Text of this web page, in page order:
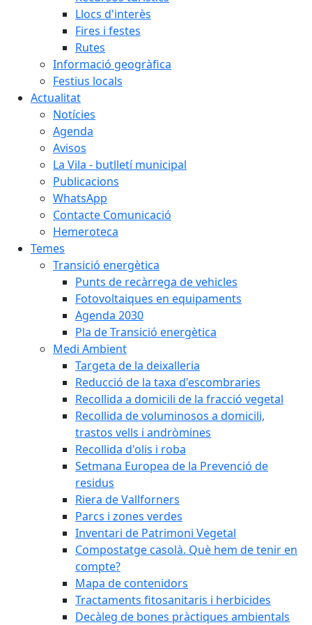
Llocs d'interès
Fires i festes
Rutes
Informació geogràfica
Festius locals
Actualitat
Notícies
Agenda
Avisos
La Vila - butlletí municipal
Publicacions
WhatsApp
Contacte Comunicació
Hemeroteca
Temes
Transició energètica
Punts de recàrrega de vehicles
Fotovoltaiques en equipaments
Agenda 2030
Pla de Transició energètica
Medi Ambient
Targeta de la deixalleria
Reducció de la taxa d'escombraries
Recollida a domicili de la fracció vegetal
Recollida de voluminosos a domicili,
trastos vells i andròmines
Recollida d'olis i roba
Setmana Europea de la Prevenció de
residus
Riera de Vallforners
Parcs i zones verdes
Inventari de Patrimoni Vegetal
Compostatge casolà. Què hem de tenir en
compte?
Mapa de contenidors
Tractaments fitosanitaris i herbicides
Decàleg de bones pràctiques ambientals